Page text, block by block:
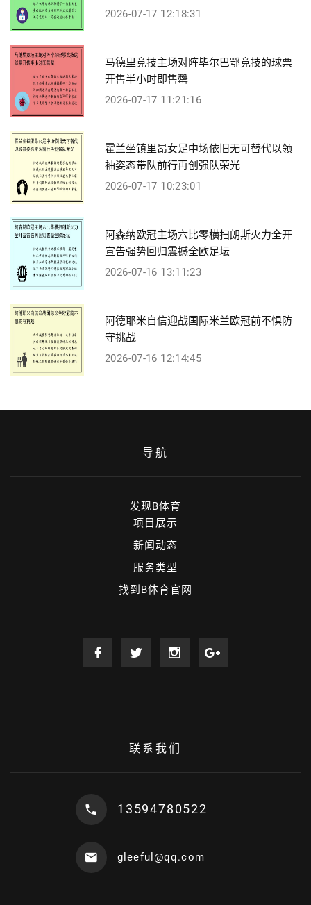
2026-07-17 12:18:31
马德里竞技主场对阵毕尔巴鄂竞技的球票
开售半小时即售罄
2026-07-17 11:21:16
霍兰坐镇里昂女足中场依旧无可替代以领
袖姿态带队前行再创强队荣光
2026-07-17 10:23:01
阿森纳欧冠主场六比零横扫朗斯火力全开
宣告强势回归震撼全欧足坛
2026-07-16 13:11:23
阿德耶米自信迎战国际米兰欧冠前不惧防
守挑战
2026-07-16 12:14:45
导航
发现B体育
项目展示
新闻动态
服务类型
找到B体育官网
联系我们
13594780522
gleeful@qq.com